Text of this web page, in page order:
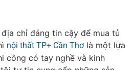
chỉ đáng tin cậy để mua tủ
nội thất TP+ Cần Thơlà một lựa
công có tay nghề và kinh